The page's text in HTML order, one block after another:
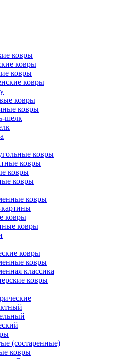
ковры
ковры
ковры
ковры
ковры
ковры
шелк
ковры
ковры
ковры
ковры
ковры
ковры
ковры
ковры
ковры
классика
ковры
(состаренные)
ковры